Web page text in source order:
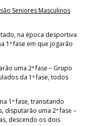
Seniores Masculinos
na época desportiva
1ª fase em que jogarão
uma 2ª fase – Grupo
da 1ª fase, todos
1ª fase, transitando
disputarão uma 2ª fase –
descendo os dois